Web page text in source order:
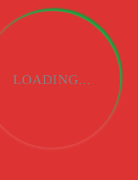
LOADING...